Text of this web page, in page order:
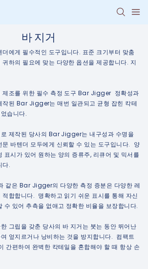
바 지거
에게 필수적인 도구입니다. 표준 크기부터 맞춤
하의 필요에 맞는 다양한 옵션을 제공합니다. 지
제조를 위한 필수 측정 도구 Bar Jigger 정확성과
작된 Bar Jigger는 매번 일관되고 균형 잡힌 칵테
습니다.
제작된 당사의 Bar Jigger는 내구성과 수명을
문 바텐더 모두에게 신뢰할 수 있는 도구입니다. 양
표시가 있어 원하는 양의 증류주, 리큐어 및 믹서를
다.
같은 Bar Jigger의 다양한 측정 증분은 다양한 레
적합합니다. 명확하고 읽기 쉬운 표시를 통해 자신
수 있어 추측을 없애고 정확한 비율을 보장합니다.
그립을 갖춘 당사의 바 지거는 붓는 동안 뛰어난
엎지르거나 낭비하는 것을 방지합니다. 컴팩트
간편하여 완벽한 칵테일을 혼합해야 할 때 항상 손